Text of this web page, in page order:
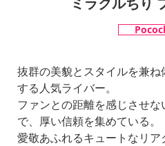
抜群の美貌とスタイルを兼
する人気ライバー。
ファンとの距離を感じさせ
で、厚い信頼を集めている。
愛敬あふれるキュートなリ